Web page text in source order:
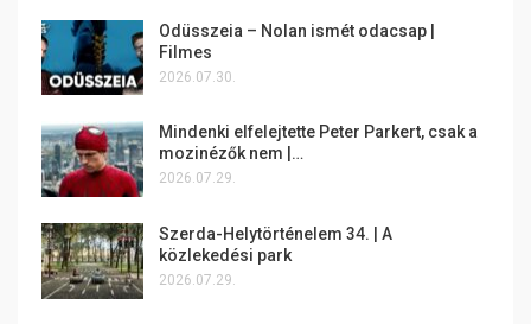
Odüsszeia – Nolan ismét odacsap |
Filmes
2026.07.30.
Mindenki elfelejtette Peter Parkert, csak a
mozinézők nem |…
2026.07.29.
Szerda-Helytörténelem 34. | A
közlekedési park
2026.07.29.